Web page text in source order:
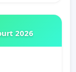
2026